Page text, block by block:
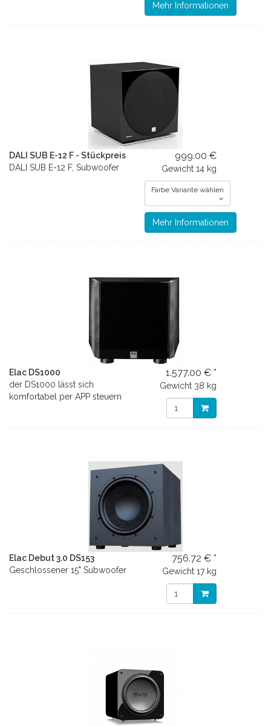
Mehr Informationen
DALI SUB E-12 F - Stückpreis
DALI SUB E-12 F, Subwoofer
999.00 €
Gewicht 14 kg
Farbe Variante wählen
Mehr Informationen
Elac DS1000
der DS1000 lässt sich
komfortabel per APP steuern
1.577.00 € *
Gewicht 38 kg
Elac Debut 3.0 DS153
Geschlossener 15" Subwoofer
756.72 € *
Gewicht 17 kg